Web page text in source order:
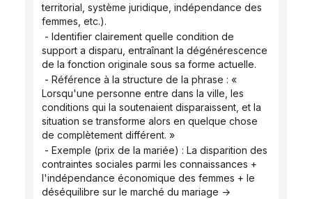
territorial, système juridique, indépendance des
femmes, etc.).
support a disparu, entraînant la dégénérescence
de la fonction originale sous sa forme actuelle.
Lorsqu'une personne entre dans la ville, les
conditions qui la soutenaient disparaissent, et la
situation se transforme alors en quelque chose
de complètement différent. »
contraintes sociales parmi les connaissances +
l'indépendance économique des femmes + le
déséquilibre sur le marché du mariage →